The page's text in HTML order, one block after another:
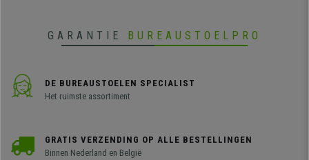
GARANTIE BUREAUSTOELPRO
DE BUREAUSTOELEN SPECIALIST
Het ruimste assortiment
GRATIS VERZENDING OP ALLE BESTELLINGEN
Binnen Nederland en België